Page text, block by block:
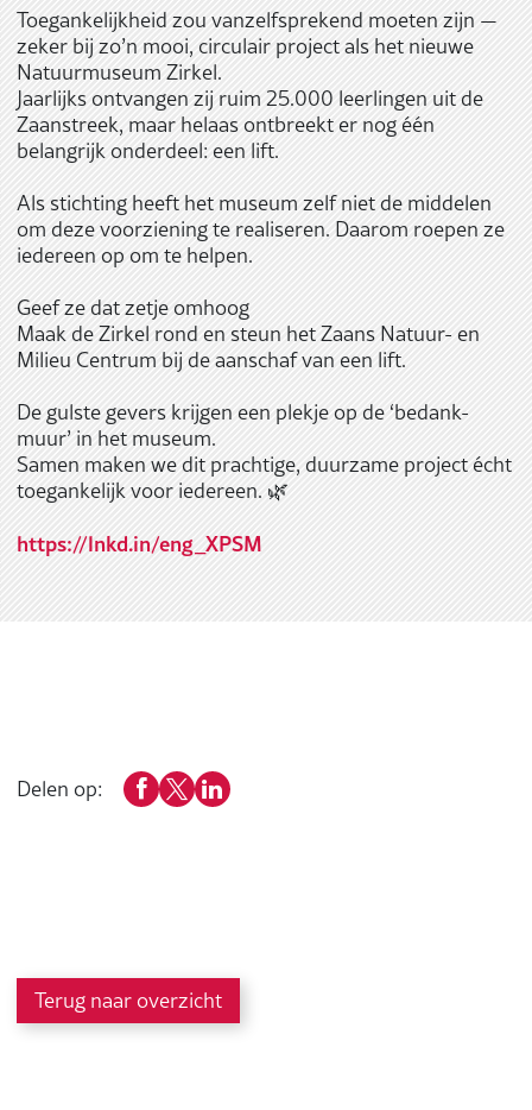
Toegankelijkheid zou vanzelfsprekend moeten zijn —
zeker bij zo’n mooi, circulair project als het nieuwe
Natuurmuseum Zirkel.
Jaarlijks ontvangen zij ruim 25.000 leerlingen uit de
Zaanstreek, maar helaas ontbreekt er nog één
belangrijk onderdeel: een lift.
Als stichting heeft het museum zelf niet de middelen
om deze voorziening te realiseren. Daarom roepen ze
iedereen op om te helpen.
Geef ze dat zetje omhoog
Maak de Zirkel rond en steun het Zaans Natuur- en
Milieu Centrum bij de aanschaf van een lift.
De gulste gevers krijgen een plekje op de ‘bedank-
muur’ in het museum.
Samen maken we dit prachtige, duurzame project écht
toegankelijk voor iedereen. 🌿
https://lnkd.in/eng_XPSM
Delen op:
Terug naar overzicht